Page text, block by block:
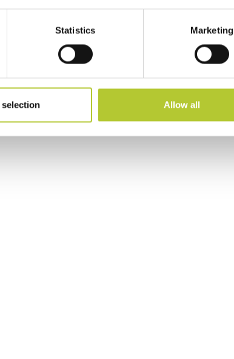
Statistics Marketing
Allow all